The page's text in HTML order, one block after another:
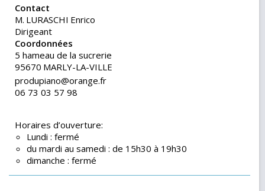
Contact
M. LURASCHI Enrico
Dirigeant
Coordonnées
5 hameau de la sucrerie
95670 MARLY-LA-VILLE
produpiano@orange.fr
06 73 03 57 98
Horaires d’ouverture:
Lundi : fermé
du mardi au samedi : de 15h30 à 19h30
dimanche : fermé